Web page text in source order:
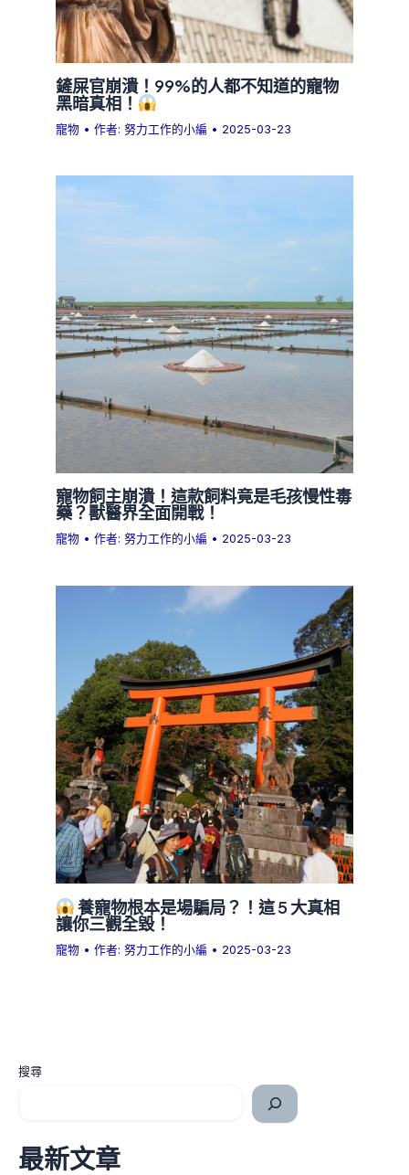
鏟屎官崩潰！99%的人都不知道的寵物
黑暗真相！
寵物 • 作者:努力工作的小編 • 2025-03-23
寵物飼主崩潰！這款飼料竟是毛孩慢性毒
藥？獸醫界全面開戰！
寵物 • 作者:努力工作的小編 • 2025-03-23
養寵物根本是場騙局？！這 5 大真相
讓你三觀全毀！
寵物 • 作者:努力工作的小編 • 2025-03-23
搜尋
最新文章